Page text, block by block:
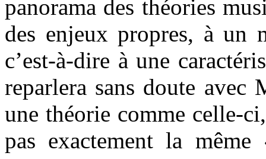
panorama des théories
des enjeux propres, à un
c’est-à-dire à une
reparlera sans doute avec
une théorie comme celle-
pas exactement la